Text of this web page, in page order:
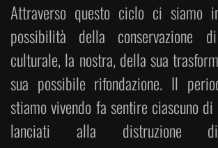
Attraverso questo ciclo ci siamo
possibilità della conservazione
culturale, la nostra, della sua
sua possibile rifondazione. Il
stiamo vivendo fa sentire ciascuno
lanciati alla